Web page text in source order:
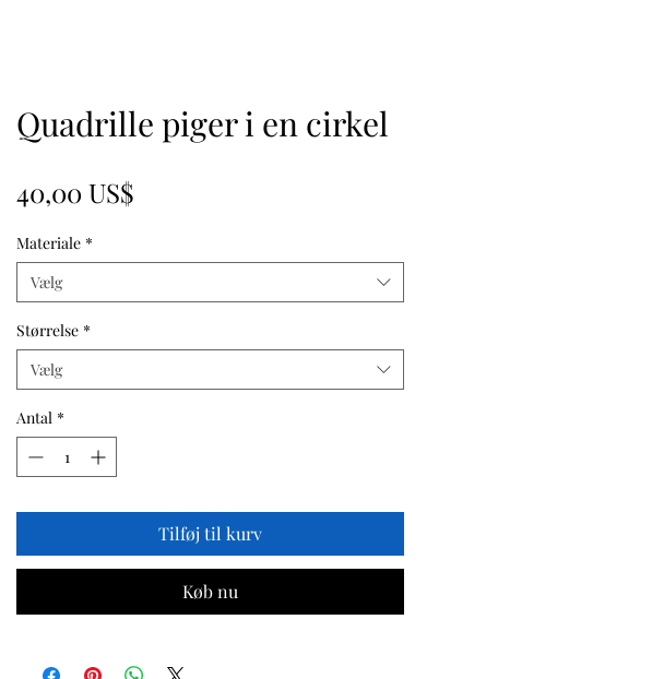
Quadrille piger i en cirkel
40,00 US$
Materiale *
Vælg
Størrelse *
Vælg
Antal *
Tilføj til kurv
Køb nu